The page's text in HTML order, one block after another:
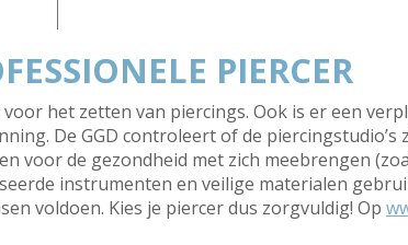
PIERCER
het zetten van piercings. Ook is er een
De GGD controleert of de
voor de gezondheid met zich meebrengen
instrumenten en veilige materialen
voldoen. Kies je piercer dus zorgvuldig! Op